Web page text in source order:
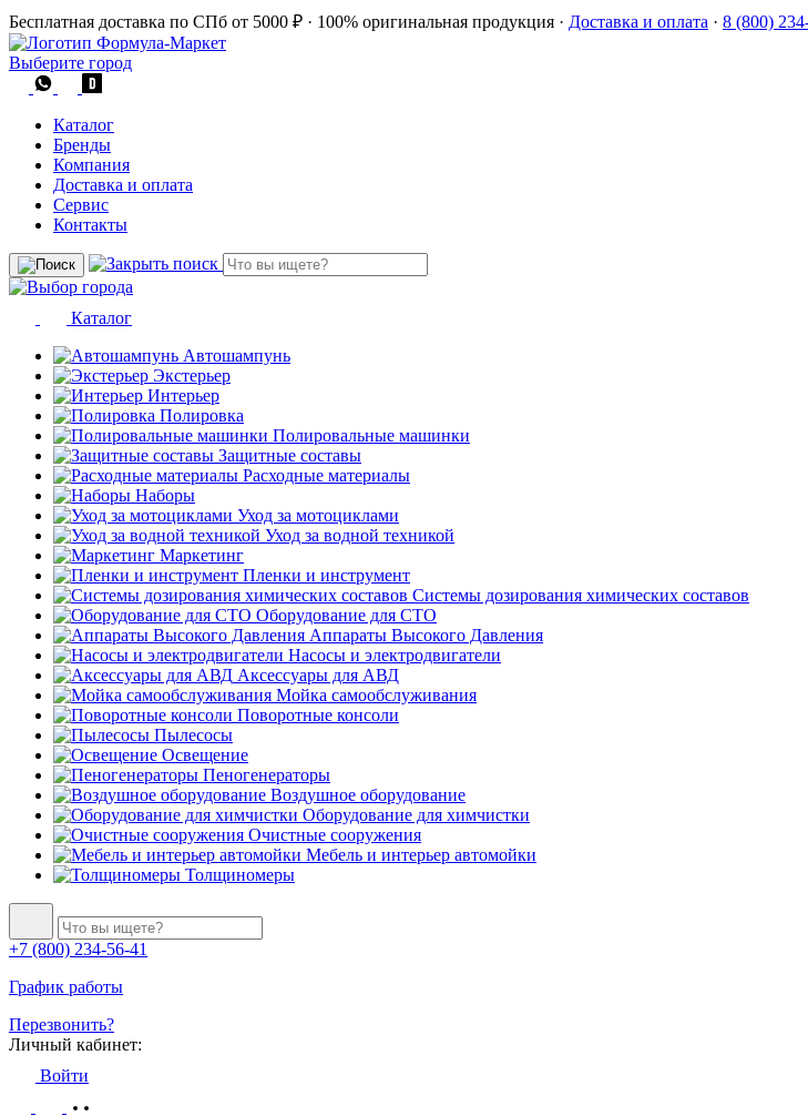
Бесплатная доставка по СПб от 5000 ₽ · 100% оригинальная продукция · Доставка и оплата · 8 (800)
Выберите город
Каталог
Бренды
Компания
Доставка и оплата
Сервис
Контакты
Каталог
Автошампунь
Экстерьер
Интерьер
Полировка
Полировальные машинки
Защитные составы
Расходные материалы
Наборы
Уход за мотоциклами
Уход за водной техникой
Маркетинг
Пленки и инструмент
Системы дозирования химических составов
Оборудование для СТО
Аппараты Высокого Давления
Насосы и электродвигатели
Аксессуары для АВД
Мойка самообслуживания
Поворотные консоли
Пылесосы
Освещение
Пеногенераторы
Воздушное оборудование
Оборудование для химчистки
Очистные сооружения
Мебель и интерьер автомойки
Толщиномеры
+7 (800) 234-56-41
График работы
Перезвонить?
Личный кабинет:
Войти